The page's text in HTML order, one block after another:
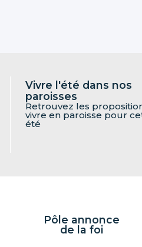
Vivre l'été dans nos
paroisses
Retrouvez les
vivre en paroisse pour
été
Pôle annonce
de la foi